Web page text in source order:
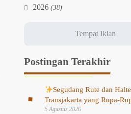
2026(38)
Postingan Terakhir
Segudang Rute dan Halte
Transjakarta yang Rupa-
5 Agustus 2026